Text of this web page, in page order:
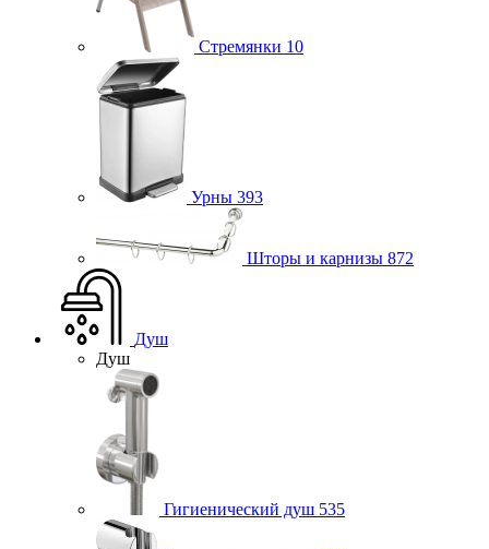
Стремянки 10
Урны 393
Шторы и карнизы 872
Душ
Душ
Гигиенический душ 535